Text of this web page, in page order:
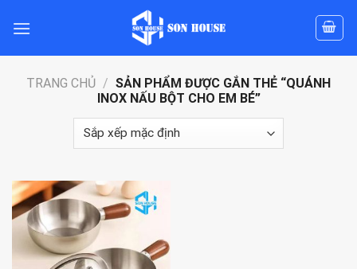
TRANG CHỦ / SẢN PHẨM ĐƯỢC GẮN THẺ “QUÁNH
INOX NẤU BỘT CHO EM BÉ”